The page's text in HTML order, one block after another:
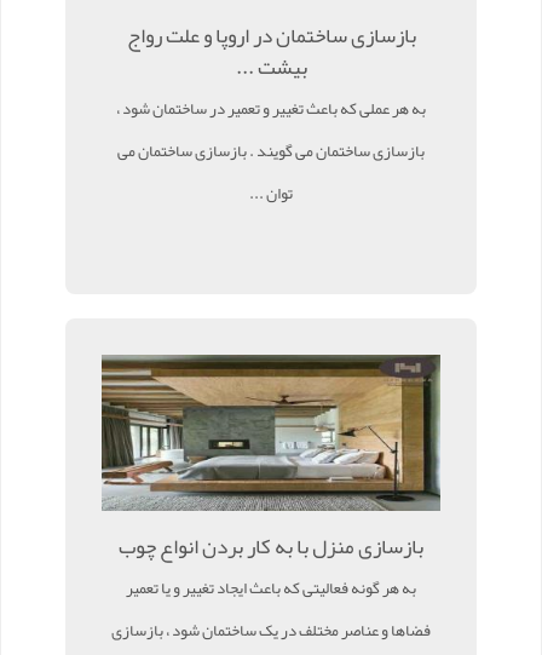
بازسازی ساختمان در اروپا و علت رواج
بیشت ...
به هر عملی که باعث تغییر و تعمیر در ساختمان شود ،
بازسازی ساختمان می گویند . بازسازی ساختمان می
توان ...
بازسازی منزل با به کار بردن انواع چوب
به هر گونه فعالیتی که باعث ایجاد تغییر و یا تعمیر
فضاها و عناصر مختلف در یک ساختمان شود ، بازسازی